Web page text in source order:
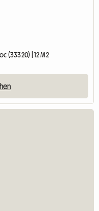
(33320) | 12 M2